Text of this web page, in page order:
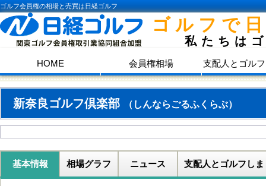
ゴルフ会員権の相場と売買は日経ゴルフ
ゴルフで
私たちは
HOME 会員権相場 支配人とゴル
新奈良ゴルフ倶楽部 （しんならごるふくらぶ）
基本情報 相場グラフ ニュース 支配人とゴルフしま